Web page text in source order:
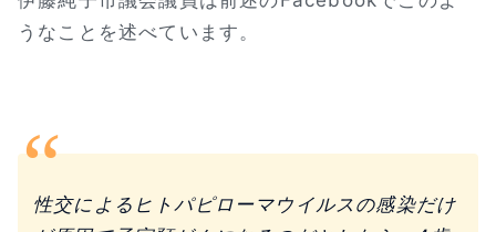
うなことを述べています。
性交によるヒトパピローマウイルスの感染だけ